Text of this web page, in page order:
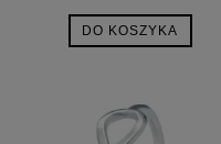
DO KOSZYKA